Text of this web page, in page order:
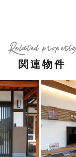
Related property
関連物件